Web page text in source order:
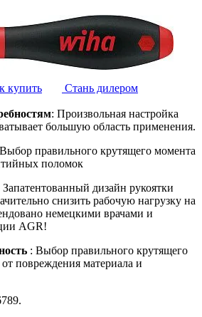
купить Стань дилером
: Произвольная настройка
большую область применения.
правильного крутящего момента
поломок
Запатентованный дизайн рукоятки
снизить рабочую нагрузку на
немецкими врачами и
AGR!
: Выбор правильного крутящего
повреждения материала и